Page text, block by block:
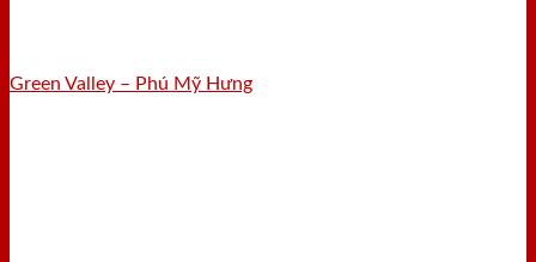
Green Valley – Phú Mỹ Hưng